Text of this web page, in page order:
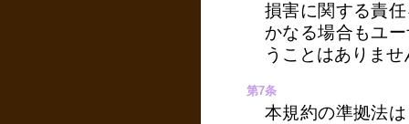
損害に関する責
かなる場合もユ
うことはありませ
第7条
本規約の準拠法